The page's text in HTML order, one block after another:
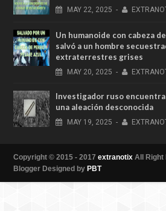
MAY 22, 2025 -
Un humanoide con cabeza
salvó a un hombre
extraterrestres grises
MAY 20, 2025 -
Investigador ruso
una aleación desconocida
MAY 19, 2025 -
Copyright © 2015 - 2017 extranotix All Right
Blogger Designed by PBT